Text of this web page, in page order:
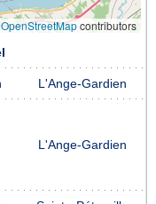
OpenStreetMapcontributors
L'Ange-Gardien
L'Ange-Gardien